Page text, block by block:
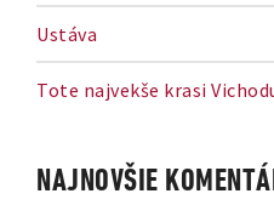
Ustáva
Tote najvekše krasi
NAJNOVŠIE